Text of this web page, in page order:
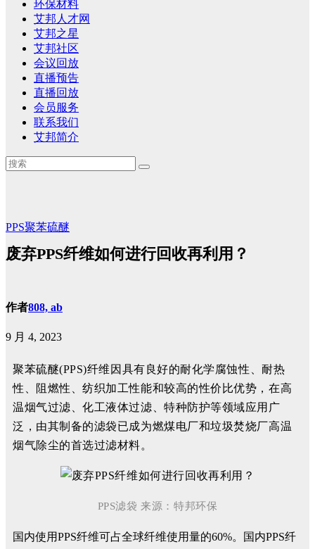
环保材料
艾邦人才网
艾邦之星
艾邦社区
会议回放
直播预告
直播回放
会员服务
联系我们
艾邦简介
PPS聚苯硫醚
废弃PPS纤维如何进行回收再利用？
作者808, ab
9 月 4, 2023
聚苯硫醚(PPS)纤维因具有良好的耐化学腐蚀性、耐热
性、阻燃性、纺织加工性能和较高的性价比优势，在高
温烟气过滤、化工液体过滤、特种防护等领域应用广
泛，由其制备的滤袋已成为燃煤电厂和垃圾焚烧厂高温
烟气除尘的首选过滤材料。
PPS滤袋来源：特邦环保
国内使用PPS纤维可占全球纤维使用量的60%。国内PPS纤